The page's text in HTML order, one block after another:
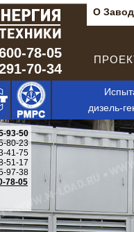
О
78-05
70-34
дизель-
93-50
80-23
41-75
51-17
97-38
78-05